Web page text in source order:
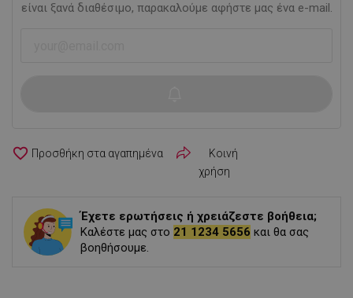
είναι ξανά διαθέσιμο, παρακαλούμε αφήστε μας ένα e-mail.
favorite_border
Κοινή
χρήση
Έχετε ερωτήσεις ή χρειάζεστε βοήθεια;
Καλέστε μας στο 21 1234 5656 και θα σας
βοηθήσουμε.